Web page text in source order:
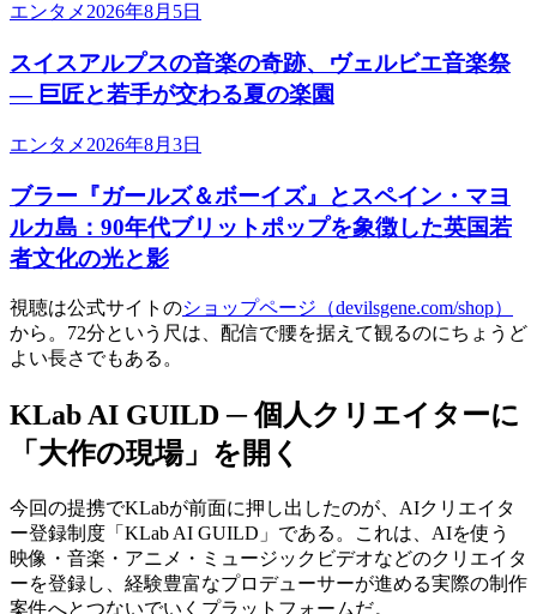
エンタメ 2026年8月5日
スイスアルプスの音楽の奇跡、ヴェルビエ音楽祭
— 巨匠と若手が交わる夏の楽園
エンタメ 2026年8月3日
ブラー『ガールズ＆ボーイズ』とスペイン・マヨ
ルカ島：90年代ブリットポップを象徴した英国若
者文化の光と影
視聴は公式サイトのショップページ（devilsgene.com/shop）
から。72分という尺は、配信で腰を据えて観るのにちょうど
よい長さでもある。
KLab AI GUILD ─ 個人クリエイターに
「大作の現場」を開く
今回の提携でKLabが前面に押し出したのが、AIクリエイタ
ー登録制度「KLab AI GUILD」である。これは、AIを使う
映像・音楽・アニメ・ミュージックビデオなどのクリエイタ
ーを登録し、経験豊富なプロデューサーが進める実際の制作
案件へとつないでいくプラットフォームだ。